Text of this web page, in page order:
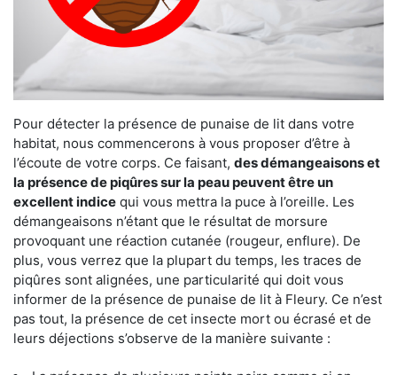
Pour détecter la présence de punaise de lit dans votre
habitat, nous commencerons à vous proposer d’être à
l’écoute de votre corps. Ce faisant, des démangeaisons et
la présence de piqûres sur la peau peuvent être un
excellent indice qui vous mettra la puce à l’oreille. Les
démangeaisons n’étant que le résultat de morsure
provoquant une réaction cutanée (rougeur, enflure). De
plus, vous verrez que la plupart du temps, les traces de
piqûres sont alignées, une particularité qui doit vous
informer de la présence de punaise de lit à Fleury. Ce n’est
pas tout, la présence de cet insecte mort ou écrasé et de
leurs déjections s’observe de la manière suivante :